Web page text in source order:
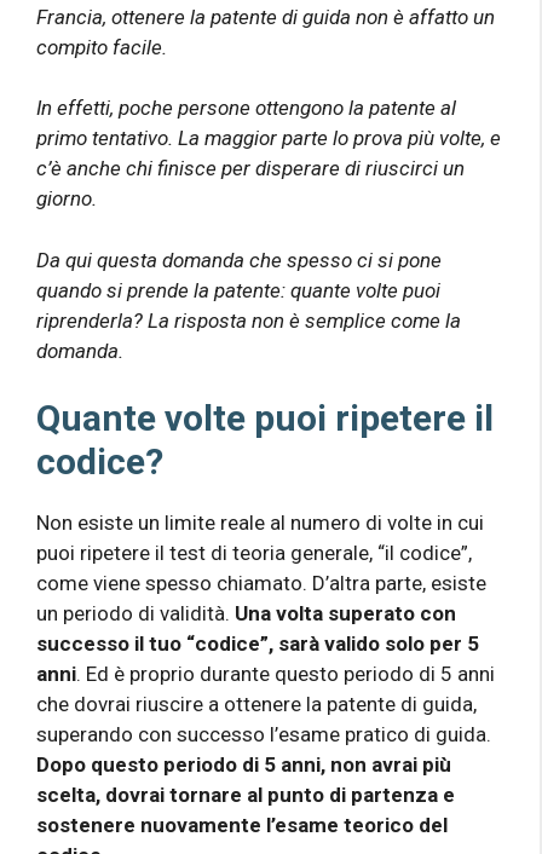
Francia, ottenere la patente di guida non è affatto un
compito facile.
In effetti, poche persone ottengono la patente al
primo tentativo. La maggior parte lo prova più volte, e
c’è anche chi finisce per disperare di riuscirci un
giorno.
Da qui questa domanda che spesso ci si pone
quando si prende la patente: quante volte puoi
riprenderla? La risposta non è semplice come la
domanda.
Quante volte puoi ripetere il
codice?
Non esiste un limite reale al numero di volte in cui
puoi ripetere il test di teoria generale, “il codice”,
come viene spesso chiamato. D’altra parte, esiste
un periodo di validità. Una volta superato con
successo il tuo “codice”, sarà valido solo per 5
anni. Ed è proprio durante questo periodo di 5 anni
che dovrai riuscire a ottenere la patente di guida,
superando con successo l’esame pratico di guida.
Dopo questo periodo di 5 anni, non avrai più
scelta, dovrai tornare al punto di partenza e
sostenere nuovamente l’esame teorico del